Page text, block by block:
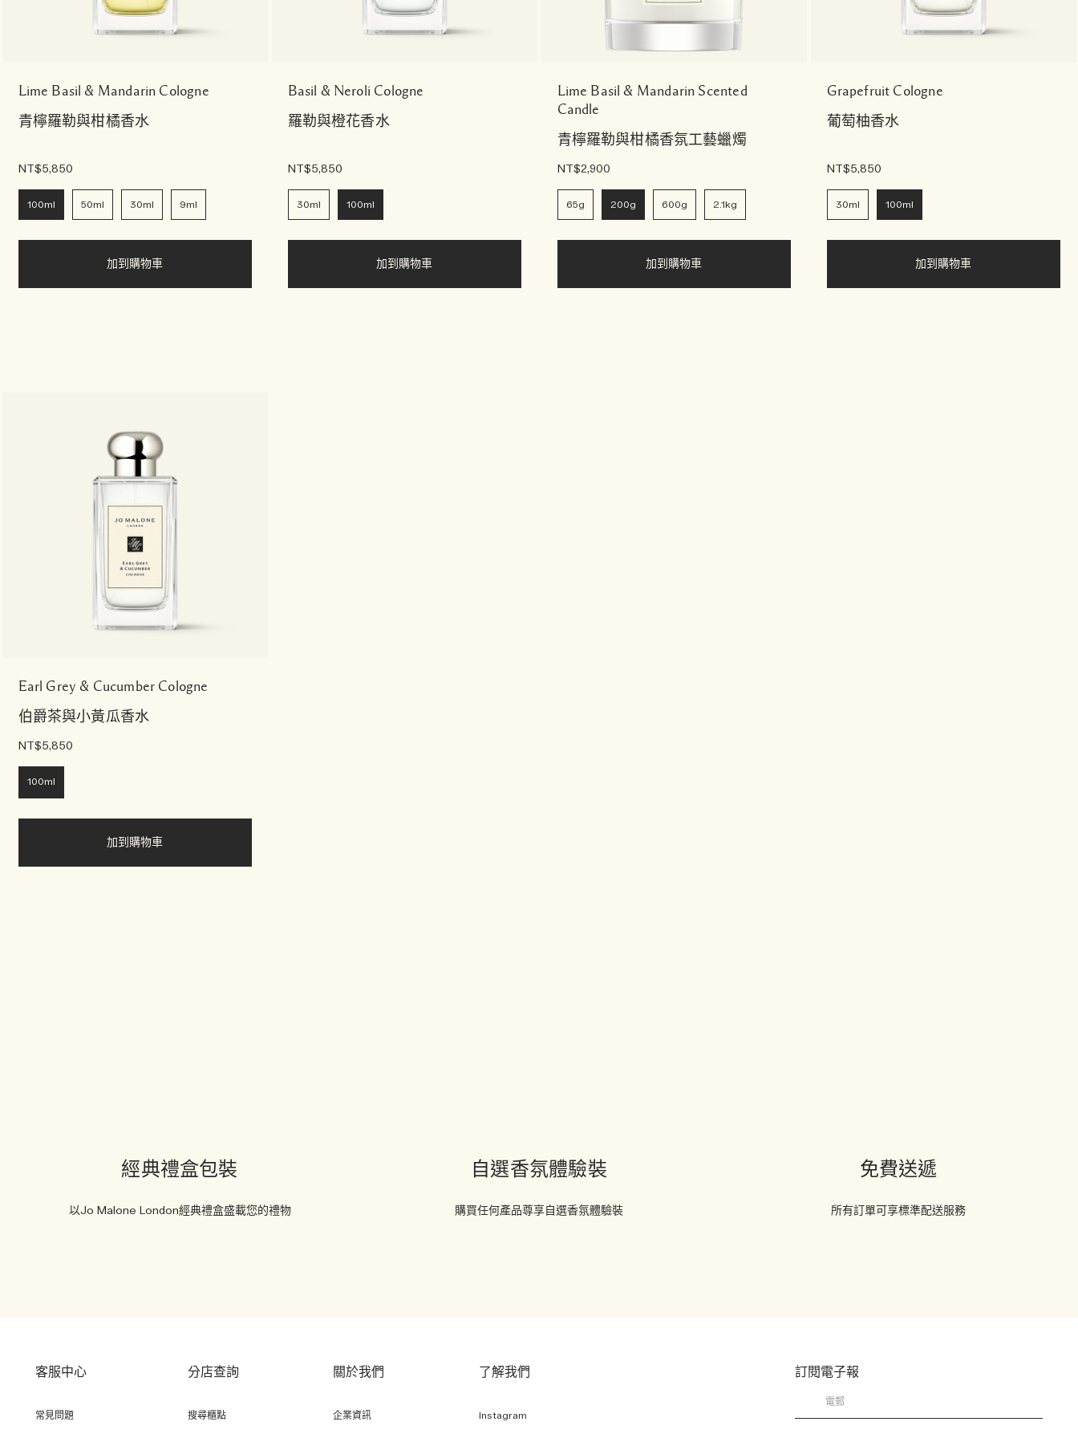
Lime Basil & Mandarin Cologne
青檸羅勒與柑橘香水
NT$5,850
100ml 50ml 30ml 9ml
加到購物車
Basil & Neroli Cologne
羅勒與橙花香水
NT$5,850
30ml 100ml
加到購物車
Lime Basil & Mandarin Scented
Candle
青檸羅勒與柑橘香氛工藝蠟燭
NT$2,900
65g 200g 600g 2.1kg
加到購物車
Grapefruit Cologne
葡萄柚香水
NT$5,850
30ml 100ml
加到購物車
Earl Grey & Cucumber Cologne
伯爵茶與小黃瓜香水
NT$5,850
100ml
加到購物車
經典禮盒包裝
以Jo Malone London經典禮盒盛載您的禮物
自選香氛體驗裝
購買任何產品尊享自選香氛體驗裝
免費送遞
所有訂單可享標準配送服務
訂閱電子報
客服中心
常見問題
分店查詢
搜尋櫃點
關於我們
企業資訊
了解我們
Instagram